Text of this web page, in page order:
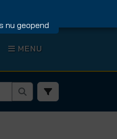
nu geopend
MENU